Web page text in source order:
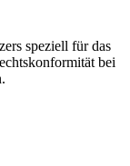
speziell für das
bei